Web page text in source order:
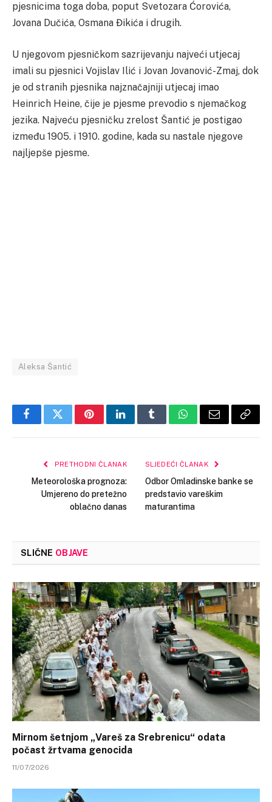
pjesnicima toga doba, poput Svetozara Ćorovića,
Jovana Dučića, Osmana Đikića i drugih.
U njegovom pjesničkom sazrijevanju najveći utjecaj
imali su pjesnici Vojislav Ilić i Jovan Jovanović-Zmaj, dok
je od stranih pjesnika najznačajniji utjecaj imao
Heinrich Heine, čije je pjesme prevodio s njemačkog
jezika. Najveću pjesničku zrelost Šantić je postigao
između 1905. i 1910. godine, kada su nastale njegove
najljepše pjesme.
Aleksa Šantić
FacebookTwitterPinterestLinkedInTumblrWhatsApp
Email Copy
PRETHODNI ČLANAK
Meteorološka prognoza:
Umjereno do pretežno
oblačno danas
SLJEDEĆI ČLANAK
Odbor Omladinske banke se
predstavio vareškim
maturantima
SLIČNE OBJAVE
Mirnom šetnjom „Vareš za Srebrenicu“ odata
počast žrtvama genocida
11/07/2026